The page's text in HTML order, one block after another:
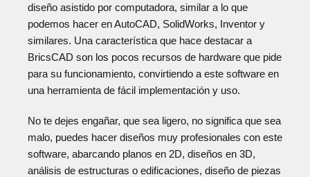
diseño asistido por computadora, similar a lo que
podemos hacer en AutoCAD, SolidWorks, Inventor y
similares. Una característica que hace destacar a
BricsCAD son los pocos recursos de hardware que pide
para su funcionamiento, convirtiendo a este software en
una herramienta de fácil implementación y uso.
No te dejes engañar, que sea ligero, no significa que sea
malo, puedes hacer diseños muy profesionales con este
software, abarcando planos en 2D, diseños en 3D,
análisis de estructuras o edificaciones, diseño de piezas